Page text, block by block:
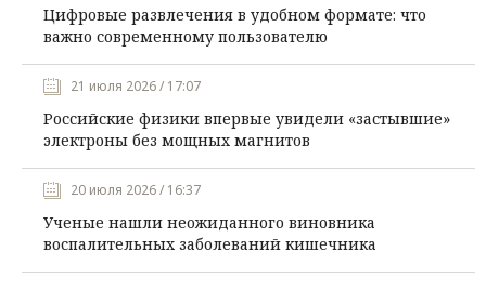
Цифровые развлечения в удобном формате: что
важно современному пользователю
21 июля 2026 / 17:07
Российские физики впервые увидели «застывшие»
электроны без мощных магнитов
20 июля 2026 / 16:37
Ученые нашли неожиданного виновника
воспалительных заболеваний кишечника